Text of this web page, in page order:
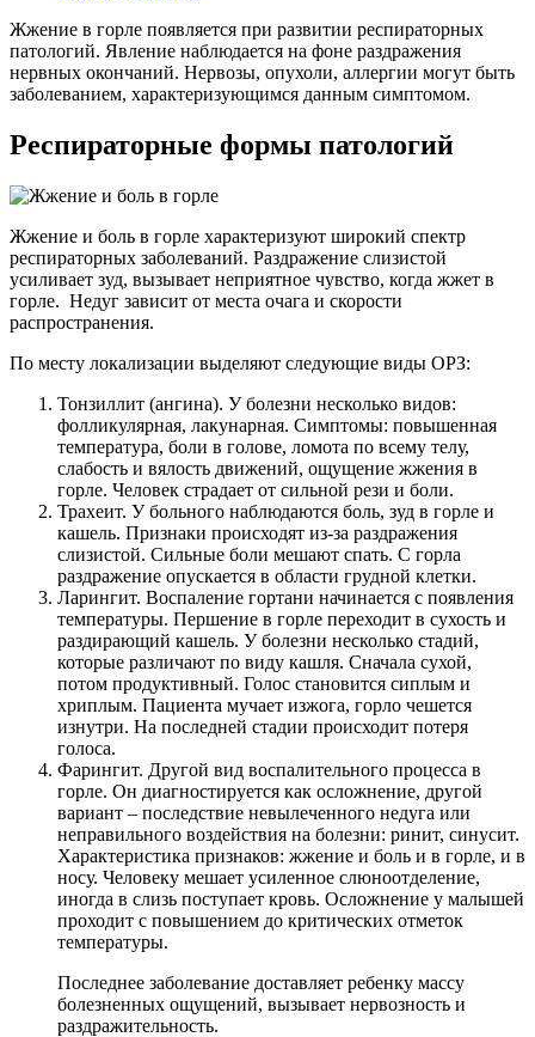
Жжение в горле появляется при развитии респираторных
патологий. Явление наблюдается на фоне раздражения
нервных окончаний. Нервозы, опухоли, аллергии могут быть
заболеванием, характеризующимся данным симптомом.
Респираторные формы патологий
Жжение и боль в горле характеризуют широкий спектр
респираторных заболеваний. Раздражение слизистой
усиливает зуд, вызывает неприятное чувство, когда жжет в
горле. Недуг зависит от места очага и скорости
распространения.
По месту локализации выделяют следующие виды ОРЗ:
Тонзиллит (ангина). У болезни несколько видов:
фолликулярная, лакунарная. Симптомы: повышенная
температура, боли в голове, ломота по всему телу,
слабость и вялость движений, ощущение жжения в
горле. Человек страдает от сильной рези и боли.
Трахеит. У больного наблюдаются боль, зуд в горле и
кашель. Признаки происходят из-за раздражения
слизистой. Сильные боли мешают спать. С горла
раздражение опускается в области грудной клетки.
Ларингит. Воспаление гортани начинается с появления
температуры. Першение в горле переходит в сухость и
раздирающий кашель. У болезни несколько стадий,
которые различают по виду кашля. Сначала сухой,
потом продуктивный. Голос становится сиплым и
хриплым. Пациента мучает изжога, горло чешется
изнутри. На последней стадии происходит потеря
голоса.
Фарингит. Другой вид воспалительного процесса в
горле. Он диагностируется как осложнение, другой
вариант – последствие невылеченного недуга или
неправильного воздействия на болезни: ринит, синусит.
Характеристика признаков: жжение и боль и в горле, и в
носу. Человеку мешает усиленное слюноотделение,
иногда в слизь поступает кровь. Осложнение у малышей
проходит с повышением до критических отметок
температуры.
Последнее заболевание доставляет ребенку массу
болезненных ощущений, вызывает нервозность и
раздражительность.